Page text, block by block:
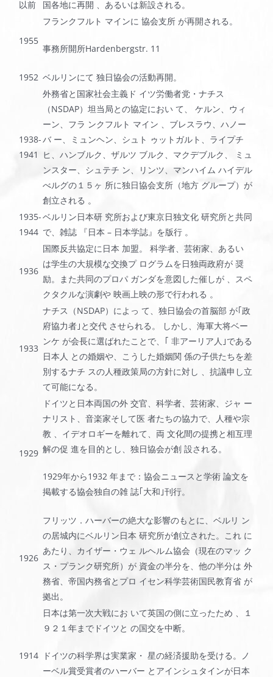
以前 国各地に再開 、あるいは新設される。
1955
フランクフルト マインに 協会支所 が再開される。
事務所開所Hardenbergstr. 11
1952 ベルリンにて 独日協会の活動再開。
1938-
1941
外務省と国家社会主義ド イツ労働者党・ナチス
（NSDAP）坦当局との協定におい て、 ケルン、ウィ
ーン、フラ ンクフルト マイン 、ブレスラウ、ハノー
バ ー、ミュンヘン、シュト ゥットガルト、ライプチ
ヒ、ハンブルク、ザルツ ブルク、マクデブルク、 ミュ
ンスター、シュテチ ン、リンツ、マンハイム ハイデル
べルグの１５ヶ 所に独日協会支所（地方 グループ）が
創立される 。
1935-
1944
ベルリン日本研 究所および東京日独文化 研究所と共同
で、雑誌 『日本 – 日本学誌』を版行 。
1936
国際反共協定に日本 加盟。 科学者、芸術家、あるい
は学生の大規模な交換プ ログラムを日独両政府が 奨
励。また共同のプロパ ガンダを意図した催しが 、スペ
クタクルな演劇や 映画上映の形で行われる 。
1933
ナチス（NSDAP）によっ て、独日協会の首脳部 が｢政
府協力者｣と交代 させられる。 しかし 、 海軍大将ベー
ンケ が会長に選ばれたことで、｢ 非アーリア人｣である
日本人 との婚姻や、こうした婚姻関 係の子供たちを差
別するナチ スの人種政策局の方針に対し 、抗議申し立
て可能になる。
1929
ドイツと日本両国の外 交官、科学者、芸術家、ジャ ー
ナリスト、音楽家そして医 者たちの協力で、人種や宗
教 、イデオロギーを離れて、両 文化間の提携と相互理
解の促 進を目的とし、独日協会が創 設される。
1929年から1932 年まで：協会ニュースと学術 論文を
掲載する協会独自の雑 誌｢大和｣刊行。
1926
フリッツ．ハーバーの絶大な影響のもとに、ベルリ ン
の居城内にベルリン日本 研究所が創立された。これ に
あたり、カイザー・ウェ ルヘルム協会（現在のマッ ク
ス・プランク研究所）が 資金の半分を、他の半分は 外
務省、帝国内務省とプロ イセン科学芸術国民教育省 が
拠出。
1914
日本は第一次大戦にお いて英国の側に立ったため 、１
９２１年までドイツと の国交を中断。
ドイツの科学界は実業家・ 星の経済援助を受ける。ノ
ーベル賞受賞者のハーバー とアインシュタインが日本